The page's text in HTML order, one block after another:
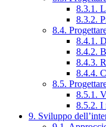
8.3.1.
8.3.2.
8.4.
8.4.1.
8.4.2.
8.4.3.
8.4.4.
8.5.
8.5.1.
8.5.2. I
9. Sviluppo